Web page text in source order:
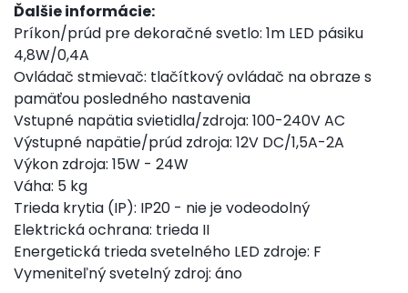
Ďalšie informácie:
Príkon/prúd pre dekoračné svetlo: 1m LED pásiku
4,8W/0,4A
Ovládač stmievač: tlačítkový ovládač na obraze s
pamäťou posledného nastavenia
Vstupné napätia svietidla/zdroja: 100-240V AC
Výstupné napätie/prúd zdroja: 12V DC/1,5A-2A
Výkon zdroja: 15W - 24W
Váha: 5 kg
Trieda krytia (IP): IP20 - nie je vodeodolný
Elektrická ochrana: trieda II
Energetická trieda svetelného LED zdroje: F
Vymeniteľný svetelný zdroj: áno